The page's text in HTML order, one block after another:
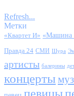
Refresh...
Метки
«Квартет И» «Машина
Правда 24 СМИ Шура
артисты балерины
концерты
певицы